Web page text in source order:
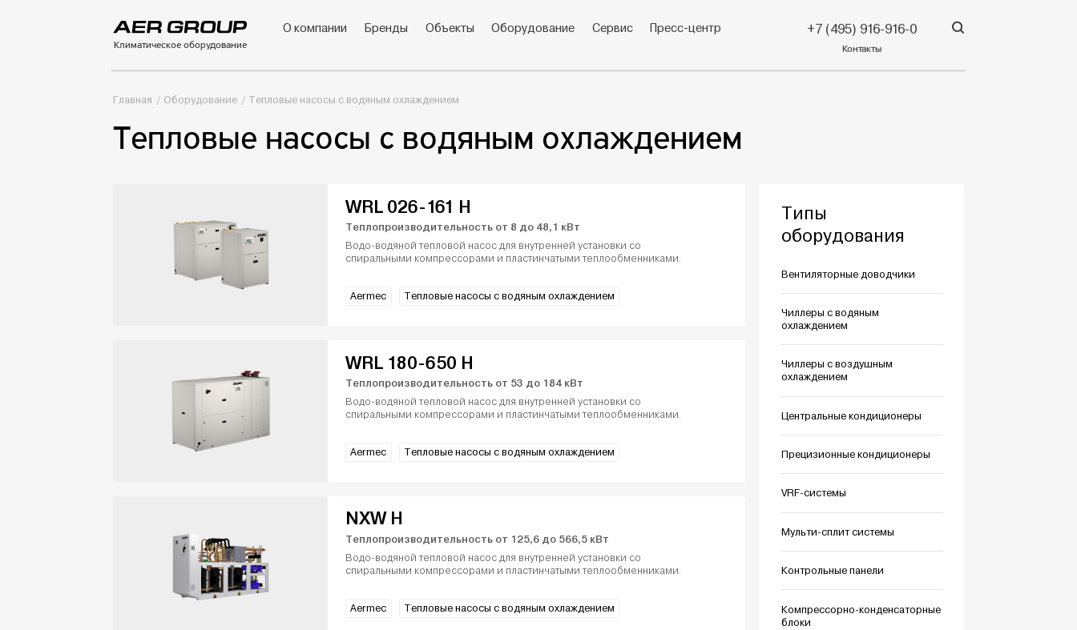
Климатическое оборудование
О компании Бренды Объекты Оборудование Сервис Пресс-центр +7 (495) 916-916-0
Контакты
Главная Оборудование Тепловые насосы с водяным охлаждением
Тепловые насосы с водяным охлаждением
WRL 026-161 H
Теплопроизводительность от 8 до 48,1 кВт
Водо-водяной тепловой насос для внутренней установки со
спиральными компрессорами и пластинчатыми теплообменниками.
Aermec Тепловые насосы с водяным охлаждением
WRL 180-650 H
Теплопроизводительность от 53 до 184 кВт
Водо-водяной тепловой насос для внутренней установки со
спиральными компрессорами и пластинчатыми теплообменниками.
Aermec Тепловые насосы с водяным охлаждением
NXW H
Теплопроизводительность от 125,6 до 566,5 кВт
Водо-водяной тепловой насос для внутренней установки со
спиральными компрессорами и пластинчатыми теплообменниками.
Aermec Тепловые насосы с водяным охлаждением
Типы
оборудования
Вентиляторные доводчики
Чиллеры с водяным
охлаждением
Чиллеры с воздушным
охлаждением
Центральные кондиционеры
Прецизионные кондиционеры
VRF-системы
Мульти-сплит системы
Контрольные панели
Компрессорно-конденсаторные
блоки